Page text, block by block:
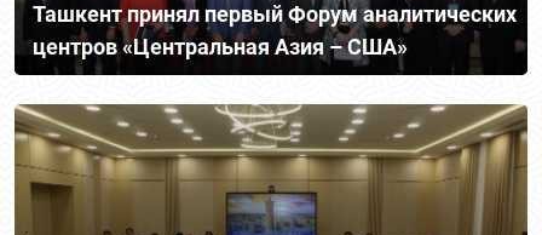
Ташкент принял первый Форум аналитических
центров «Центральная Азия – США»